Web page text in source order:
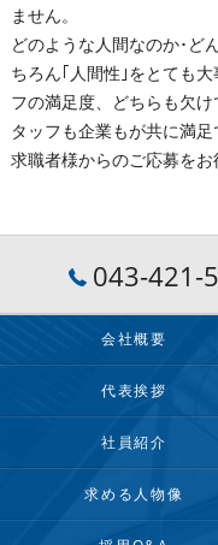
ません。
どのような人間なのか･ど
ちろん｢人間性｣をとても
フの満足度、どちらも欠
タッフも企業もが共に満
求職者様からのご応募をお
043-421-
会社概要
代表挨拶
社員紹介
求める人物像